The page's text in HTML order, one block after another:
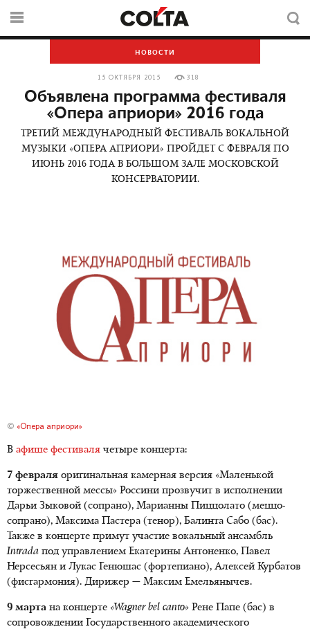
НОВОСТИ
15 ОКТЯБРЯ 2015 318
Объявлена программа фестиваля
«Опера априори» 2016 года
ТРЕТИЙ МЕЖДУНАРОДНЫЙ ФЕСТИВАЛЬ ВОКАЛЬНОЙ
МУЗЫКИ «ОПЕРА АПРИОРИ» ПРОЙДЕТ С ФЕВРАЛЯ ПО
ИЮНЬ 2016 ГОДА В БОЛЬШОМ ЗАЛЕ МОСКОВСКОЙ
КОНСЕРВАТОРИИ.
© «Опера априори»
В афише фестиваля четыре концерта:
7 февраля оригинальная камерная версия «Маленькой
торжественной мессы» Россини прозвучит в исполнении
Дарьи Зыковой (сопрано), Марианны Пиццолато (меццо-
сопрано), Максима Пастера (тенор), Балинта Сабо (бас).
Также в концерте примут участие вокальный ансамбль
Intrada под управлением Екатерины Антоненко, Павел
Нерсесьян и Лукас Генюшас (фортепиано), Алексей Курбатов
(фисгармония). Дирижер — Максим Емельянычев.
9 марта на концерте «Wagner bel canto» Рене Папе (бас) в
сопровождении Государственного академического